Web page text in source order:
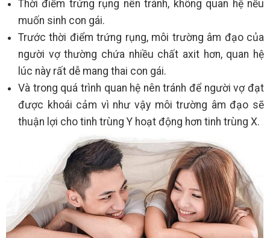
Thời điểm trứng rụng nên tránh, không quan hệ nếu
muốn sinh con gái.
Trước thời điểm trứng rụng, môi trường âm đạo của
người vợ thường chứa nhiều chất axit hơn, quan hệ
lúc này rất dễ mang thai con gái.
Và trong quá trình quan hệ nên tránh để người vợ đạt
được khoái cảm vì như vậy môi trường âm đạo sẽ
thuận lợi cho tinh trùng Y hoạt động hơn tinh trùng X.